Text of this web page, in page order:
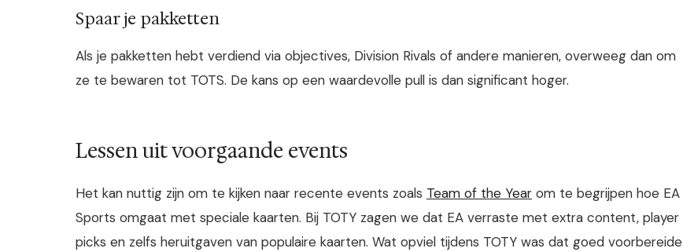
Spaar je pakketten
Als je pakketten hebt verdiend via objectives, Division Rivals of andere manieren, overweeg dan om
ze te bewaren tot TOTS. De kans op een waardevolle pull is dan significant hoger.
Lessen uit voorgaande events
Het kan nuttig zijn om te kijken naar recente events zoals Team of the Year om te begrijpen hoe EA
Sports omgaat met speciale kaarten. Bij TOTY zagen we dat EA verraste met extra content, player
picks en zelfs heruitgaven van populaire kaarten. Wat opviel tijdens TOTY was dat goed voorbereide